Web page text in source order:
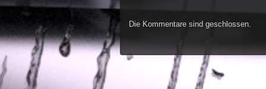
Die Kommentare sind geschlossen.